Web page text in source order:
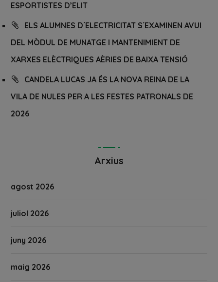
ESPORTISTES D’ELIT
ELS ALUMNES D´ELECTRICITAT S´EXAMINEN AVUI
DEL MÒDUL DE MUNATGE I MANTENIMIENT DE
XARXES ELÈCTRIQUES AÈRIES DE BAIXA TENSIÓ
CANDELA LUCAS JA ÉS LA NOVA REINA DE LA
VILA DE NULES PER A LES FESTES PATRONALS DE
2026
Arxius
agost 2026
juliol 2026
juny 2026
maig 2026